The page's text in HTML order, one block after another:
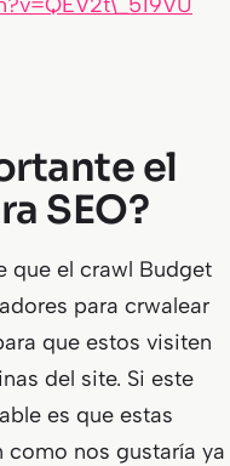
el
SEO?
que el crawl Budget
para crwalear
que estos visiten
del site. Si este
es que estas
nos gustaría ya